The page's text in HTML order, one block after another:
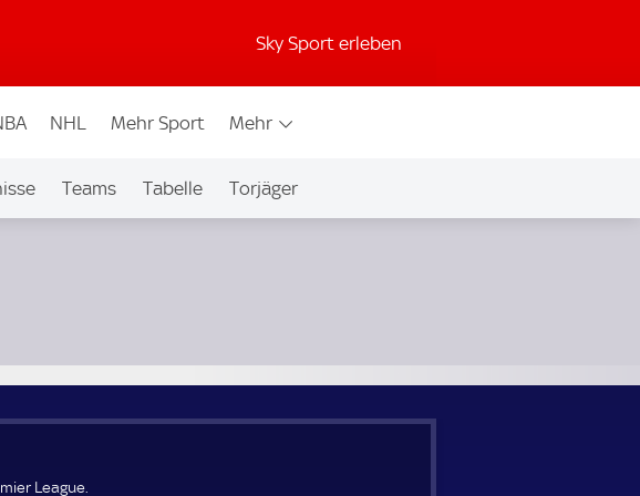
Sky Sport erleben
NHL Mehr Sport Mehr
Teams Tabelle Torjäger
League.